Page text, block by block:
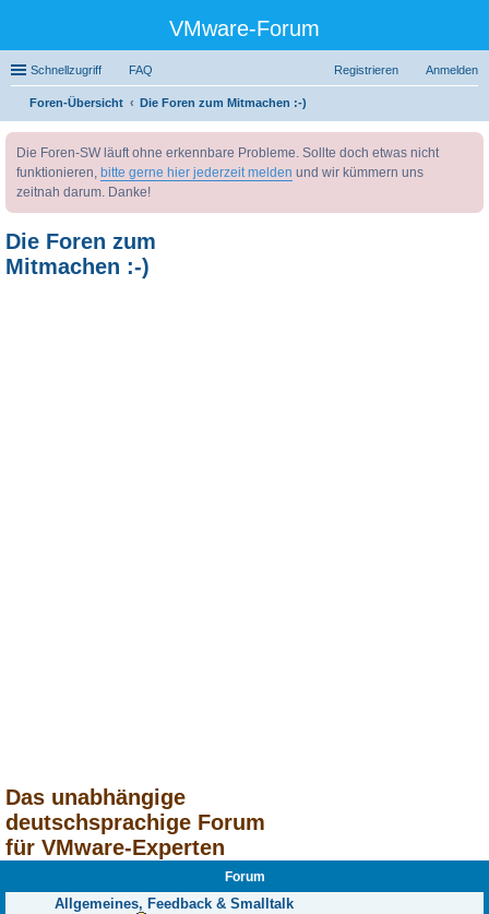
VMware-Forum
Schnellzugriff FAQ Anmelden
Registrieren
Foren-Übersicht
Die Foren zum Mitmachen :-)
Die Foren-SW läuft ohne erkennbare Probleme. Sollte doch etwas nicht
funktionieren, bitte gerne hier jederzeit melden und wir kümmern uns
zeitnah darum. Danke!
Die Foren zum
Mitmachen :-)
Das unabhängige
deutschsprachige Forum
für VMware-Experten
Forum
Allgemeines, Feedback & Smalltalk